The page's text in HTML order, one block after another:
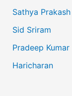
Sathya Prakash
Sid Sriram
Pradeep Kumar
Haricharan